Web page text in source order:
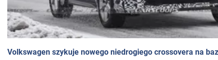
Volkswagen szykuje nowego niedrogiego crossovera na